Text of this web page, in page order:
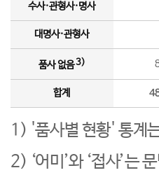
수사·관형사·명사
대명사·관형사
품사 없음3)
합계
1) '품사별 현황' 통계
2) ‘어미’와 ‘접사’는